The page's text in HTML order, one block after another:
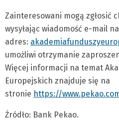
Zainteresowani mogą zgłosić
wysyłając wiadomość e-mail na
adres:
umożliwi otrzymanie
Więcej informacji na temat
Europejskich znajduje się na
stronie https://
Źródło: Bank Pekao.